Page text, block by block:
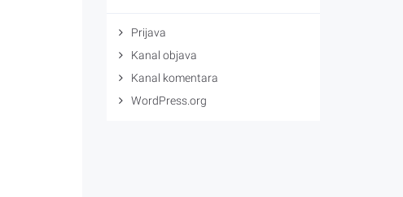
Prijava
Kanal objava
Kanal komentara
WordPress.org